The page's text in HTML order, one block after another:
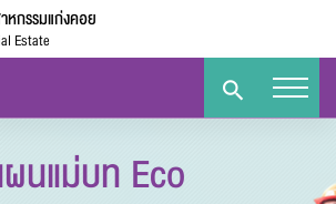
กรรมแก่งคอย
Estate
นแม่บท Eco